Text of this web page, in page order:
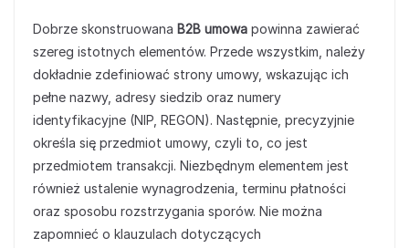
Dobrze skonstruowana B2B umowa powinna zawierać
szereg istotnych elementów. Przede wszystkim, należy
dokładnie zdefiniować strony umowy, wskazując ich
pełne nazwy, adresy siedzib oraz numery
identyfikacyjne (NIP, REGON). Następnie, precyzyjnie
określa się przedmiot umowy, czyli to, co jest
przedmiotem transakcji. Niezbędnym elementem jest
również ustalenie wynagrodzenia, terminu płatności
oraz sposobu rozstrzygania sporów. Nie można
zapomnieć o klauzulach dotyczących